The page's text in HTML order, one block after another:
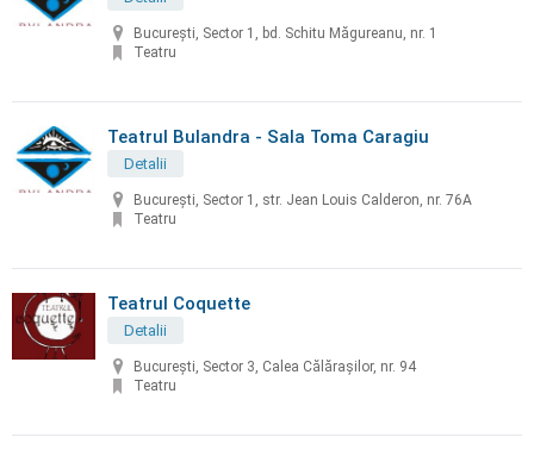
Bucureşti, Sector 1, bd. Schitu Măgureanu, nr. 1
Teatru
Teatrul Bulandra - Sala Toma Caragiu
Detalii
Bucureşti, Sector 1, str. Jean Louis Calderon, nr. 76A
Teatru
Teatrul Coquette
Detalii
București, Sector 3, Calea Călărașilor, nr. 94
Teatru